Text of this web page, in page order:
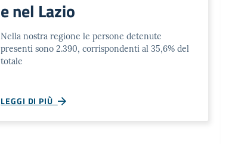
e nel Lazio
Nella nostra regione le persone detenute
presenti sono 2.390, corrispondenti al 35,6% del
totale
LEGGI DI PIÙ